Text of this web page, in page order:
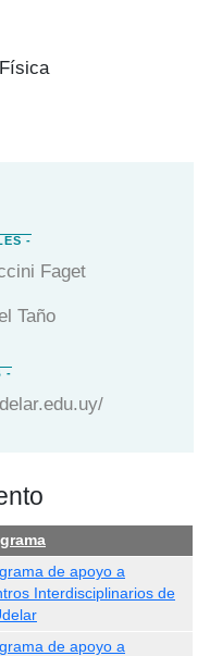
Faget
Taño
de apoyo a
Interdisciplinarios de
de apoyo a